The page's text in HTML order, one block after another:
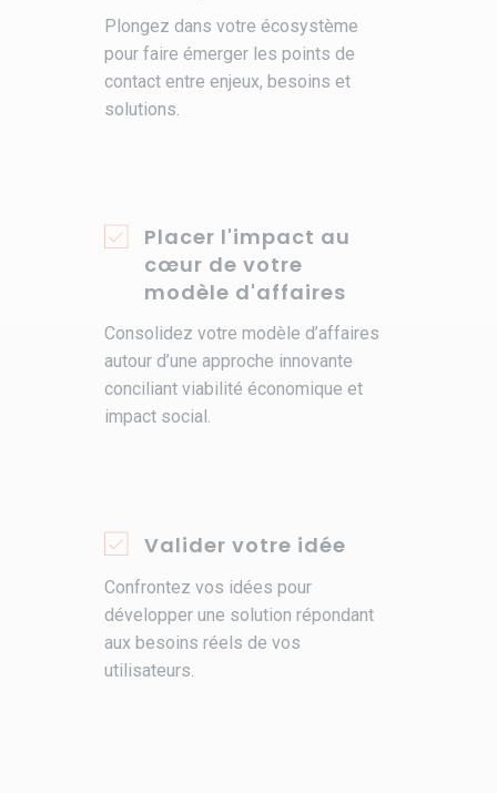
Plongez dans votre écosystème
pour faire émerger les points de
contact entre enjeux, besoins et
solutions.
Placer l'impact au
cœur de votre
modèle d'affaires
Consolidez votre modèle d’affaires
autour d’une approche innovante
conciliant viabilité économique et
impact social.
Valider votre idée
Confrontez vos idées pour
développer une solution répondant
aux besoins réels de vos
utilisateurs.